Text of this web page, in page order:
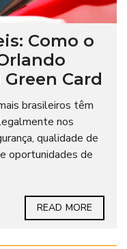
Como o
Card
brasileiros têm
nos
qualidade de
oportunidades de
READ MORE